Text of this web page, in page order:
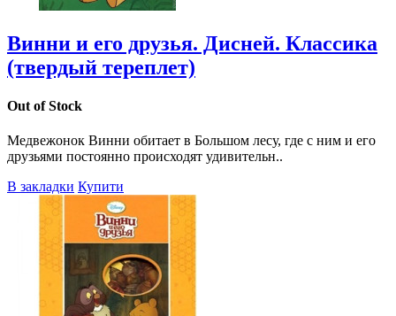
Винни и его друзья. Дисней. Классика
(твердый тереплет)
Out of Stock
Медвежонок Винни обитает в Большом лесу, где с ним и его
друзьями постоянно происходят удивительн..
В закладки Купити